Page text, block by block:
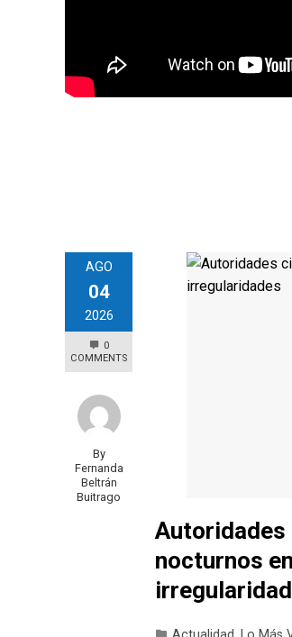
AGO
04
2026
0
COMMENTS
By
Fernanda
Beltrán
Buitrago
nocturnos